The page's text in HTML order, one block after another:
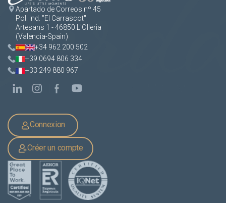
Apartado de Correos nº 45
Pol. Ind. "El Carrascot"
Artesans 1 - 46850 L'Olleria
(Valencia-Spain)
+34 962 200 502
+39 0694 806 334
+33 249 880 967
Connexion
Créer un compte